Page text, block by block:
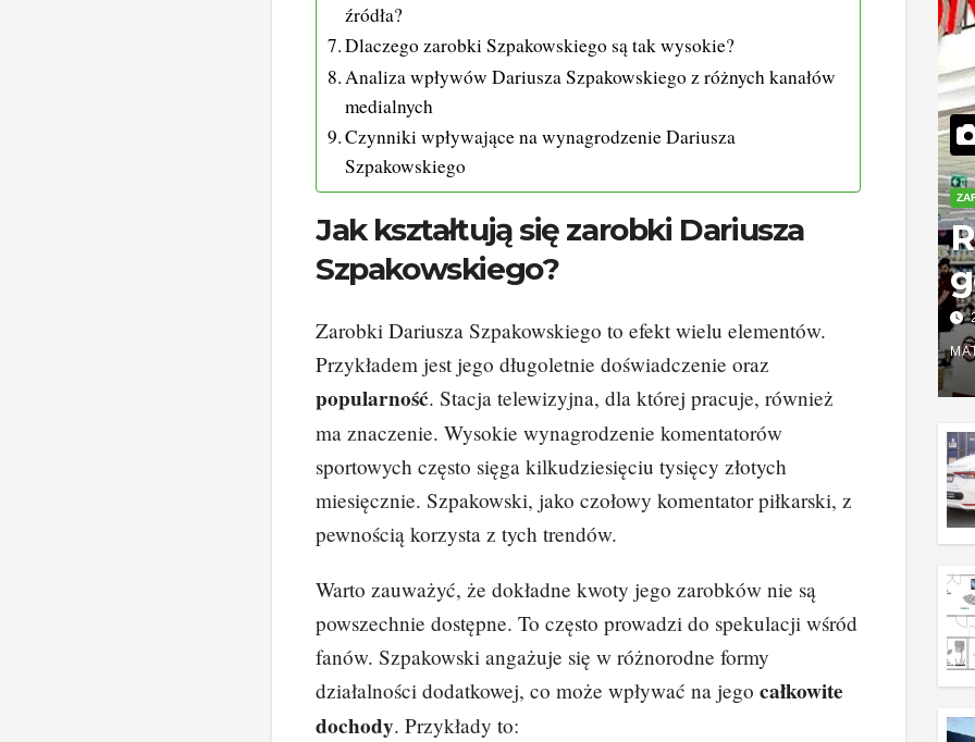
źródła?
Dlaczego zarobki Szpakowskiego są tak wysokie?
Analiza wpływów Dariusza Szpakowskiego z różnych kanałów
medialnych
Czynniki wpływające na wynagrodzenie Dariusza
Szpakowskiego
Jak kształtują się zarobki Dariusza
Szpakowskiego?
Zarobki Dariusza Szpakowskiego to efekt wielu elementów.
Przykładem jest jego długoletnie doświadczenie oraz
popularność. Stacja telewizyjna, dla której pracuje, również
ma znaczenie. Wysokie wynagrodzenie komentatorów
sportowych często sięga kilkudziesięciu tysięcy złotych
miesięcznie. Szpakowski, jako czołowy komentator piłkarski, z
pewnością korzysta z tych trendów.
Warto zauważyć, że dokładne kwoty jego zarobków nie są
powszechnie dostępne. To często prowadzi do spekulacji wśród
fanów. Szpakowski angażuje się w różnorodne formy
działalności dodatkowej, co może wpływać na jego całkowite
dochody. Przykłady to: